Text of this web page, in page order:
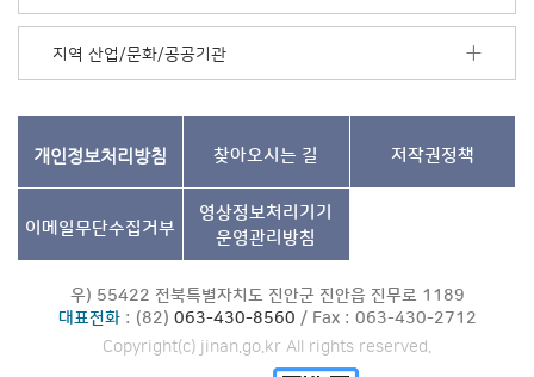
지역 산업/문화/공공기관
개인정보처리방침 찾아오시는 길 저작권정책
이메일무단수집거부
영상정보처리기기
운영관리방침
우) 55422 전북특별자치도 진안군 진안읍 진무로 1189
대표전화: (82) 063-430-8560 / Fax : 063-430-2712
Copyright(c) jinan.go.kr All rights reserved.